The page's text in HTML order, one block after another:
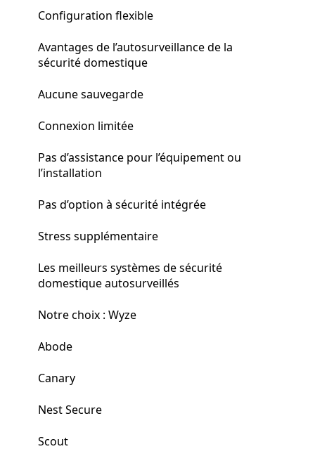
Configuration flexible
Avantages de l’autosurveillance de la
sécurité domestique
Aucune sauvegarde
Connexion limitée
Pas d’assistance pour l’équipement ou
l’installation
Pas d’option à sécurité intégrée
Stress supplémentaire
Les meilleurs systèmes de sécurité
domestique autosurveillés
Notre choix : Wyze
Abode
Canary
Nest Secure
Scout